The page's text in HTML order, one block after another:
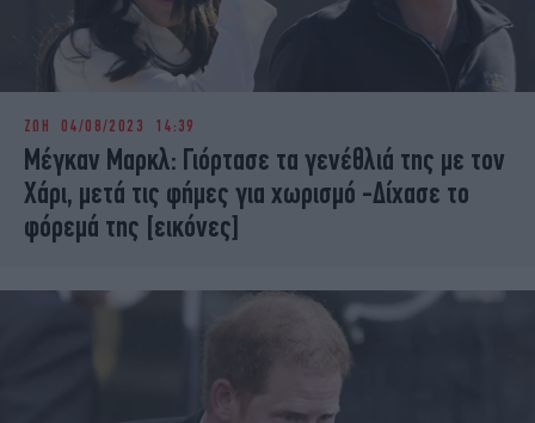
ΖΩΗ 04/08/2023 14:39
Μέγκαν Μαρκλ: Γιόρτασε τα γενέθλιά της με τον
Χάρι, μετά τις φήμες για χωρισμό -Δίχασε το
φόρεμά της [εικόνες]